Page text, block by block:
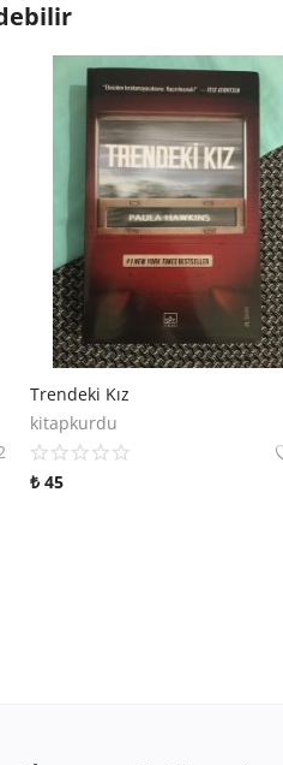
Trendeki Kız
kitapkurdu
₺ 45